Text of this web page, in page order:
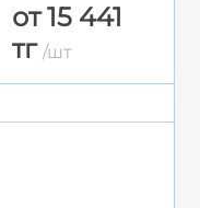
от 15 441
тг/шт